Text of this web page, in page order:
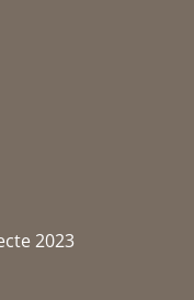
2023